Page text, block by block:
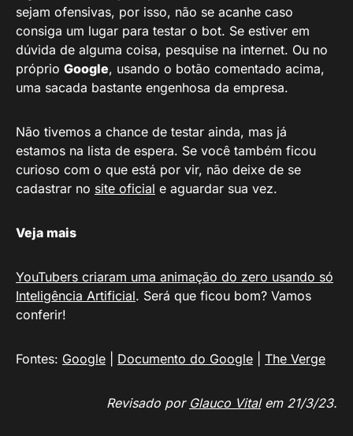
sejam ofensivas, por isso, não se acanhe caso
consiga um lugar para testar o bot. Se estiver em
dúvida de alguma coisa, pesquise na internet. Ou no
próprio Google, usando o botão comentado acima,
uma sacada bastante engenhosa da empresa.
Não tivemos a chance de testar ainda, mas já
estamos na lista de espera. Se você também ficou
curioso com o que está por vir, não deixe de se
cadastrar no site oficial e aguardar sua vez.
Veja mais
YouTubers criaram uma animação do zero usando só
Inteligência Artificial. Será que ficou bom? Vamos
conferir!
Fontes: Google Documento do Google The Verge
Revisado por Glauco Vitalem 21/3/23.